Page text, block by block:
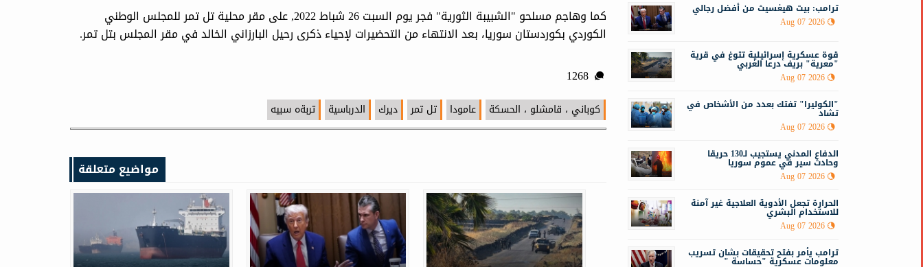
كما وهاجم مسلحو "الشبيبة الثورية" فجر يوم السبت 26 شباط 2022, على مقر محلية تل تمر للمجلس الوطني
الكوردي بكوردستان سوريا، بعد الانتهاء من التحضيرات لإحياء ذكرى رحيل البارزاني الخالد في مقر المجلس بتل تمر.
1268
كوباني ، قامشلو ، الحسكة عامودا تل تمر ديرك الدرباسية تربةه سبيه
مواضيع متعلقة
ترامب: بيت هيغسيث من أفضل رجالي
Aug 07 2026
قوة عسكرية إسرائيلية تتوغ في قرية
"معرية" بريف درعا الغربي
Aug 07 2026
"الكوليرا" تفتك بعدد من الأشخاص في
تشاد
Aug 07 2026
الدفاع المدني يستجيب لـ130 حريقا
وحادث سير في عموم سوريا
Aug 07 2026
الحرارة تجعل الأدوية العلاجية غير آمنة
للاستخدام البشري
Aug 07 2026
ترامب يأمر بفتح تحقيقات بشان تسريب
معلومات عسكرية "حساسة "